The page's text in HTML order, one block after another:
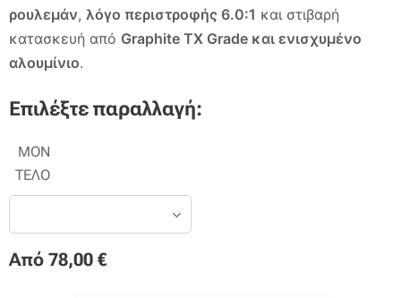
ρουλεμάν, λόγο περιστροφής 6.0:1 και στιβαρή
κατασκευή από Graphite TX Grade και ενισχυμένο
αλουμίνιο.
Επιλέξτε παραλλαγή:
ΜΟΝ
ΤΕΛΟ
Από 78,00 €